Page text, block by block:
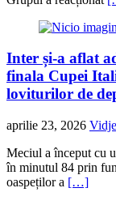
Inter și-a aflat
finala Cupei
loviturilor de
aprilie 23, 2026
Meciul a început cu
în minutul 84 prin
oaspeților a […]